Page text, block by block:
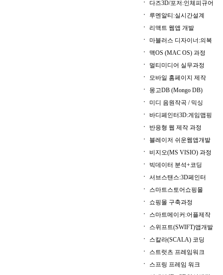
다즈3D/포저:인체피규어
루멘알티:실시간설계
리액트 웹앱 개발
마블러스 디자이너:의복
맥OS (MAC OS) 과정
멀티미디어 실무과정
모바일 홈페이지 제작
몽고DB (Mongo DB)
미디 음원작곡 / 믹싱
바디페인터3D:게임맵핑
반응형 웹 제작 과정
블레이저 쉬운웹앱개발
비지오(MS VISIO) 과정
빅데이터 분석+코딩
서브스탠스:3D페인터
스마트스토어쇼핑몰
쇼핑몰 구축과정
스마트메이커:어플제작
스위프트(SWIFT)앱개발
스칼라(SCALA) 코딩
스트럿츠 프레임워크
스프링 프레임 워크